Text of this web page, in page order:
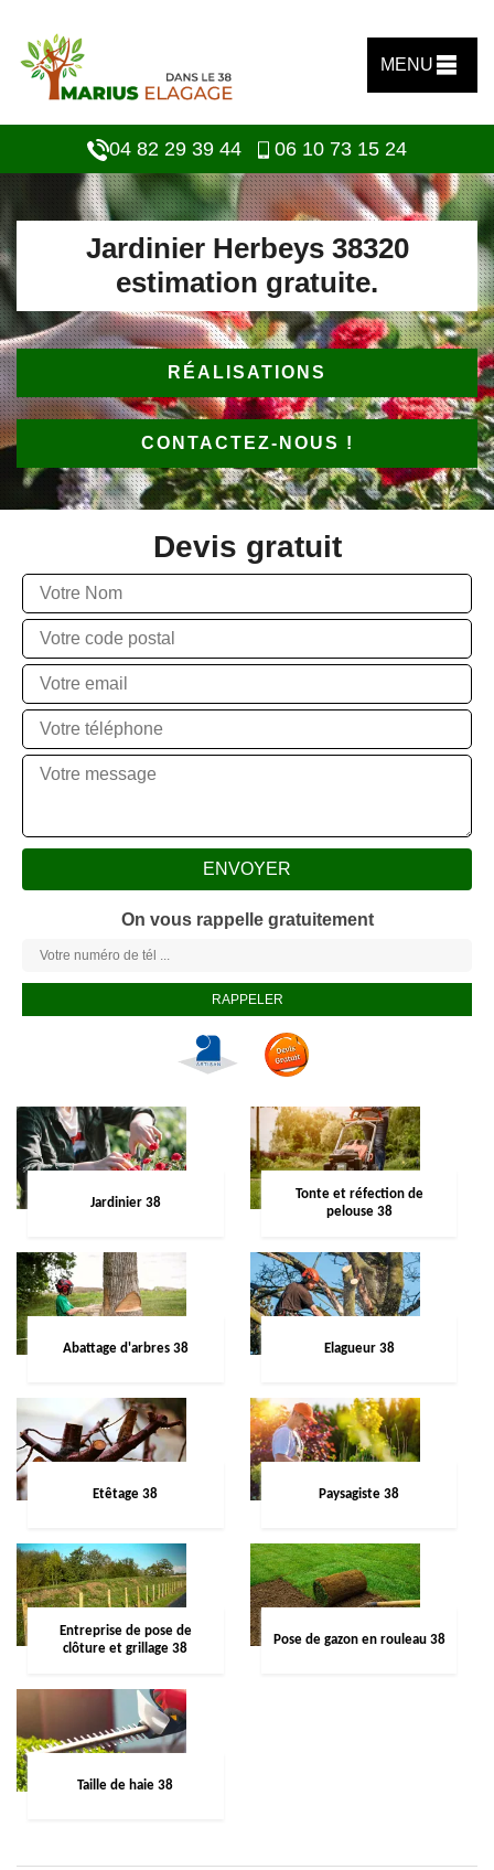
MENU
04 82 29 39 44 06 10 73 15 24
Jardinier Herbeys 38320
estimation gratuite.
RÉALISATIONS
CONTACTEZ-NOUS !
Devis gratuit
On vous rappelle gratuitement
Jardinier 38
Tonte et réfection de
pelouse 38
Abattage d'arbres 38 Elagueur 38
Etêtage 38 Paysagiste 38
Entreprise de pose de
clôture et grillage 38
Pose de gazon en rouleau 38
Taille de haie 38